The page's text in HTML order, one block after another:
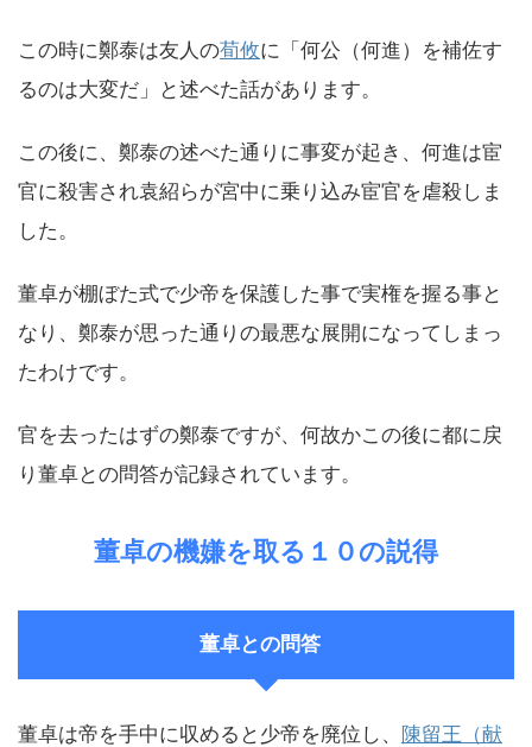
この時に鄭泰は友人の荀攸に「何公（何進）を補佐す
るのは大変だ」と述べた話があります。
この後に、鄭泰の述べた通りに事変が起き、何進は宦
官に殺害され袁紹らが宮中に乗り込み宦官を虐殺しま
した。
董卓が棚ぼた式で少帝を保護した事で実権を握る事と
なり、鄭泰が思った通りの最悪な展開になってしまっ
たわけです。
官を去ったはずの鄭泰ですが、何故かこの後に都に戻
り董卓との問答が記録されています。
董卓の機嫌を取る１０の説得
董卓との問答
董卓は帝を手中に収めると少帝を廃位し、 陳留王（献